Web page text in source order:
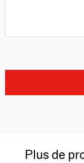
Plus de